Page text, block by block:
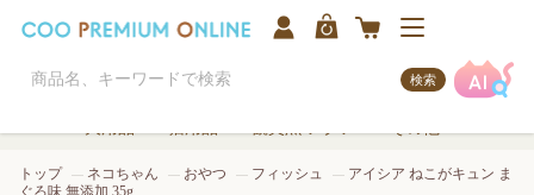
検索
トップ ネコちゃん おやつ フィッシュ
アイシア ねこがキュン ま
ぐろ味 無添加 35g